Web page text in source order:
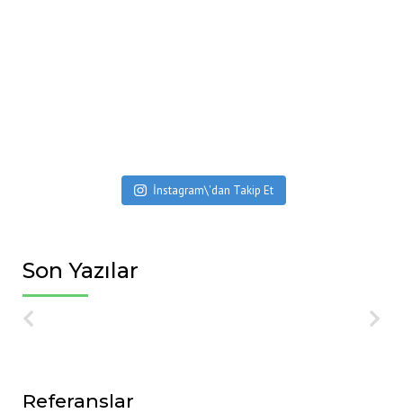
İnstagram\'dan Takip Et
Son Yazılar
Referanslar